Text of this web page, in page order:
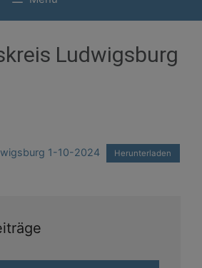
Ludwigsburg
1-10-2024 Herunterladen